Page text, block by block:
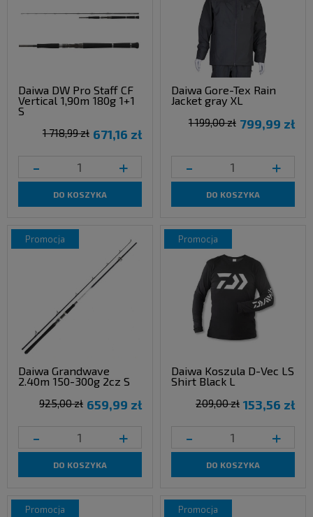
Daiwa DW Pro Staff CF
Vertical 1,90m 180g 1+1
S
671,16 zł
1 718,99 zł
- +
DO KOSZYKA
Daiwa Gore-Tex Rain
Jacket gray XL
799,99 zł
1 199,00 zł
- +
DO KOSZYKA
Daiwa Grandwave
2.40m 150-300g 2cz S
659,99 zł
925,00 zł
- +
DO KOSZYKA
promocja
Daiwa Koszula D-Vec LS
Shirt Black L
153,56 zł
209,00 zł
- +
DO KOSZYKA
promocja
promocja promocja